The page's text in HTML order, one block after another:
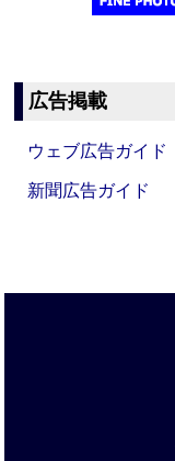
広告掲載
ウェブ広告ガイド
新聞広告ガイド